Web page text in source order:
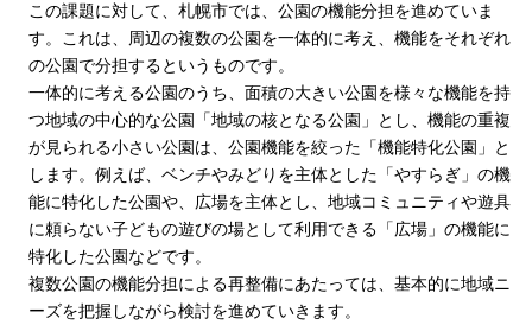
この課題に対して、札幌市では、公園の機能分担を進めていま
す。これは、周辺の複数の公園を一体的に考え、機能をそれぞれ
の公園で分担するというものです。
一体的に考える公園のうち、面積の大きい公園を様々な機能を持
つ地域の中心的な公園「地域の核となる公園」とし、機能の重複
が見られる小さい公園は、公園機能を絞った「機能特化公園」と
します。例えば、ベンチやみどりを主体とした「やすらぎ」の機
能に特化した公園や、広場を主体とし、地域コミュニティや遊具
に頼らない子どもの遊びの場として利用できる「広場」の機能に
特化した公園などです。
複数公園の機能分担による再整備にあたっては、基本的に地域ニ
ーズを把握しながら検討を進めていきます。